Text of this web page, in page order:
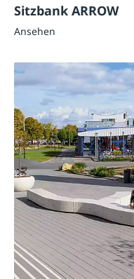
Sitzbank ARROW
Ansehen